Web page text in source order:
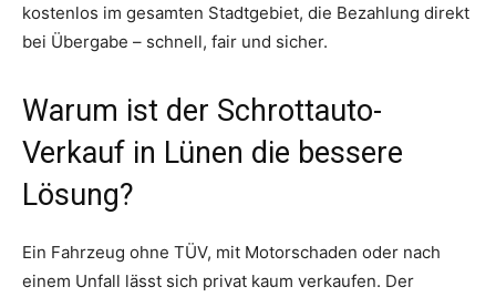
kostenlos im gesamten Stadtgebiet, die Bezahlung direkt
bei Übergabe – schnell, fair und sicher.
Warum ist der Schrottauto-
Verkauf in Lünen die bessere
Lösung?
Ein Fahrzeug ohne TÜV, mit Motorschaden oder nach
einem Unfall lässt sich privat kaum verkaufen. Der